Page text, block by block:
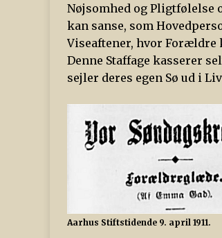
Nøjsomhed og Pligtfølelse
kan sanse, som
Viseaftener, hvor Forældre
Denne Staffage kasserer
sejler deres egen Sø ud i
Aarhus Stiftstidende 9. april 1911.